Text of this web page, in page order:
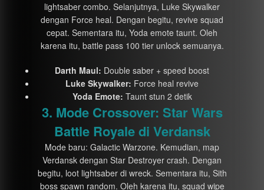
lightsaber combo. Selanjutnya, Luke Skywalker
dengan Force heal. Dengan begitu, revive squad
cepat. Sementara itu, Yoda emote taunt. Oleh
karena itu, battle pass 100 tier unlock semuanya.
Darth Maul: Double saber + speed boost
Luke Skywalker: Force heal revive
Yoda Emote: Taunt stun 2 detik
3. Mode Crossover: Star Wars
Battle Royale di Verdansk
Mode baru: Galactic Warzone. Kemudian, map
Verdansk dengan Star Destroyer crash. Dengan
begitu, loot lightsaber di wreck. Sementara itu, Sith
boss spawn random. Oleh karena itu, squad wipe